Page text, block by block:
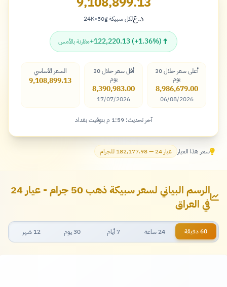
دينار
د.علكل سبيكة 50g •
24K
↑
+122,220.13 (+1.36%)مقارنة بالأمس
أعلى سعر خلال 30
يوم
8,986,679.00
06/08/2026
أقل سعر خلال 30
يوم
8,390,983.00
17/07/2026
السعر الأساسي
9,108,899.13
آخر تحديث: 1:59 م بتوقيت بغداد
سعر هذا العيار عيار 24 — 182,177.98 للجرام
الرسم البياني لسعر سبيكة ذهب 50 جرام - عيار 24
في العراق
60 دقيقة 24 ساعة 7 أيام 30 يوم 12 شهر